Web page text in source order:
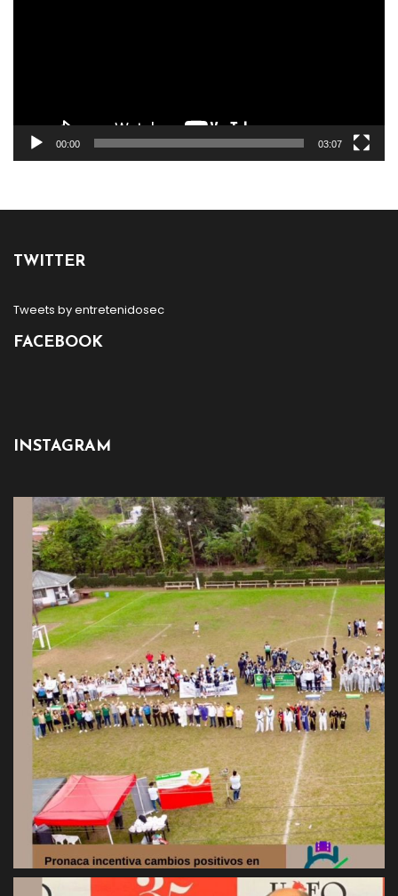
00:00 03:07
TWITTER
Tweets by entretenidosec
FACEBOOK
INSTAGRAM